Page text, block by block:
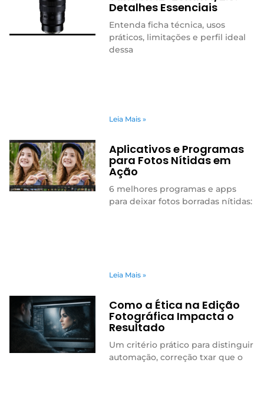
Detalhes Essenciais
Entenda ficha técnica, usos
práticos, limitações e perfil ideal
dessa
Leia Mais »
Aplicativos e Programas
para Fotos Nítidas em
Ação
6 melhores programas e apps
para deixar fotos borradas nítidas:
Leia Mais »
Como a Ética na Edição
Fotográfica Impacta o
Resultado
Um critério prático para distinguir
automação, correção txar que o